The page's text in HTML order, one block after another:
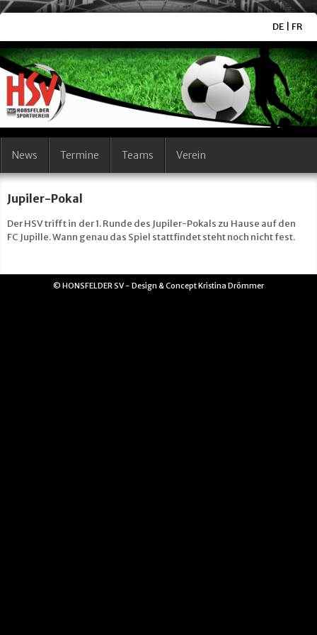
DE FR
News Termine Teams Verein
Jupiler-Pokal
Der HSV trifft in der 1. Runde des Jupiler-Pokals zu Hause auf den
FC Jupille. Wann genau das Spiel stattfindet steht noch nicht fest.
© HONSFELDER SV - Design & Concept Kristina Drömmer